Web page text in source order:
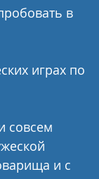
в
играх по
совсем
и с